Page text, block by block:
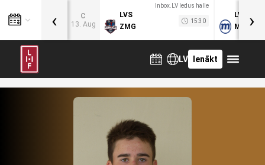
C
13. Aug
Inbox.LV ledus halle
LVS
ZMG
15:30
LVB
MOG
‹ ›
LV Ienākt